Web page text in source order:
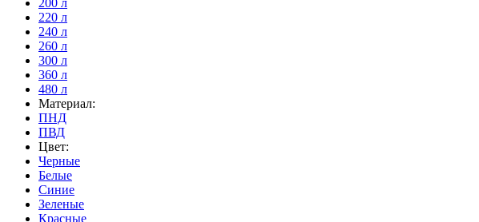
220 л
240 л
260 л
300 л
360 л
480 л
Материал:
ПНД
ПВД
Цвет:
Черные
Белые
Синие
Зеленые
Красные